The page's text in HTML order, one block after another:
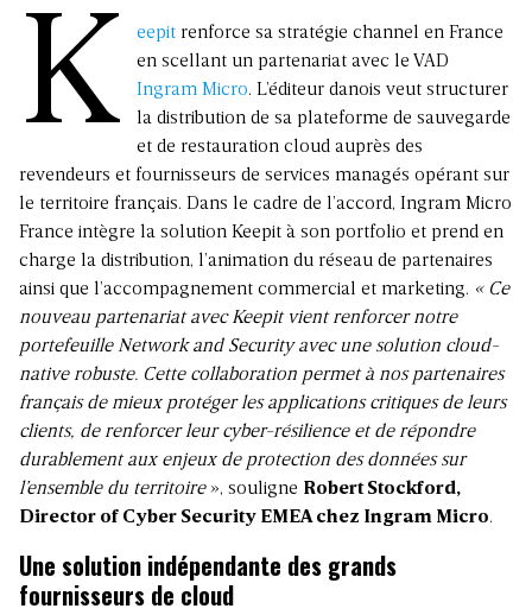
K eepit renforce sa stratégie channel en France
en scellant un partenariat avec le VAD
Ingram Micro. L’éditeur danois veut structurer
la distribution de sa plateforme de sauvegarde
et de restauration cloud auprès des
revendeurs et fournisseurs de services managés opérant sur
le territoire français. Dans le cadre de l’accord, Ingram Micro
France intègre la solution Keepit à son portfolio et prend en
charge la distribution, l’animation du réseau de partenaires
ainsi que l’accompagnement commercial et marketing. « Ce
nouveau partenariat avec Keepit vient renforcer notre
portefeuille Network and Security avec une solution cloud-
native robuste. Cette collaboration permet à nos partenaires
français de mieux protéger les applications critiques de leurs
clients, de renforcer leur cyber-résilience et de répondre
durablement aux enjeux de protection des données sur
l’ensemble du territoire», souligne Robert Stockford,
Director of Cyber Security EMEA chez Ingram Micro.
Une solution indépendante des grands
fournisseurs de cloud